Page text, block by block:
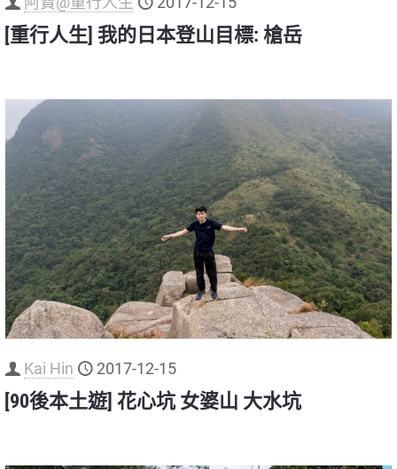
[重行人生] 我的日本登山目標: 槍岳
Kai Hin 2017-12-15
[90後本土遊] 花心坑 女婆山 大水坑